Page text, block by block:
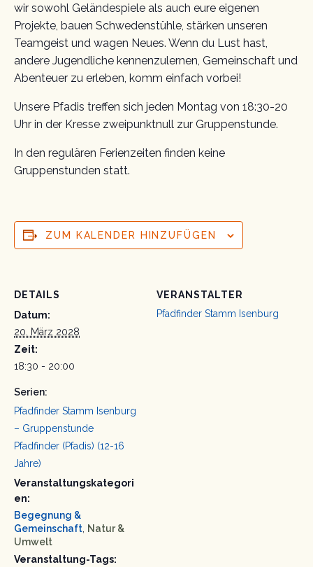
wir sowohl Geländespiele als auch eure eigenen
Projekte, bauen Schwedenstühle, stärken unseren
Teamgeist und wagen Neues. Wenn du Lust hast,
andere Jugendliche kennenzulernen, Gemeinschaft und
Abenteuer zu erleben, komm einfach vorbei!
Unsere Pfadis treffen sich jeden Montag von 18:30-20
Uhr in der Kresse zweipunktnull zur Gruppenstunde.
In den regulären Ferienzeiten finden keine
Gruppenstunden statt.
ZUM KALENDER HINZUFÜGEN
DETAILS
Datum:
20. März 2028
Zeit:
18:30 - 20:00
Serien:
Pfadfinder Stamm Isenburg
– Gruppenstunde
Pfadfinder (Pfadis) (12-16
Jahre)
Veranstaltungskategori
en:
Begegnung &
Gemeinschaft Natur &
Umwelt
Veranstaltung-Tags:
VERANSTALTER
Pfadfinder Stamm Isenburg